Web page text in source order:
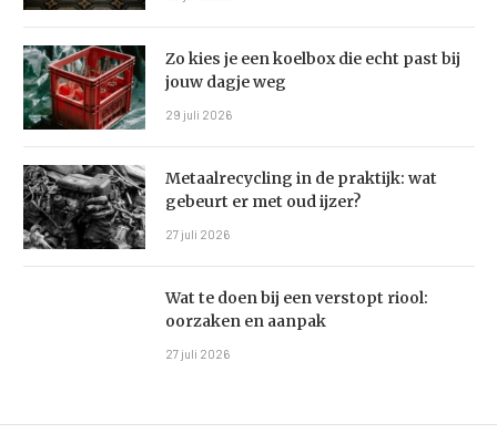
Zo kies je een koelbox die echt past bij
jouw dagje weg
29 juli 2026
Metaalrecycling in de praktijk: wat
gebeurt er met oud ijzer?
27 juli 2026
Wat te doen bij een verstopt riool:
oorzaken en aanpak
27 juli 2026